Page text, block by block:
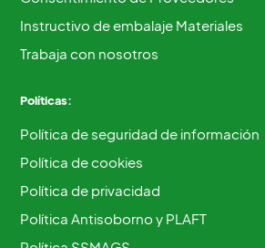
Instructivo de embalaje Materiales
Trabaja con nosotros
Políticas:
Política de seguridad de información
Política de cookies
Política de privacidad
Política Antisoborno y PLAFT